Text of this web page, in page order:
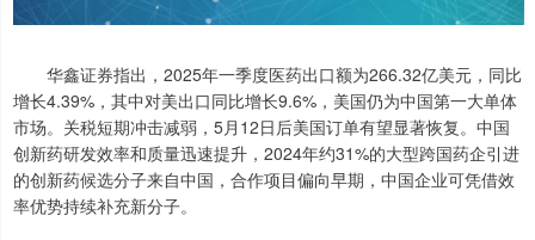
华鑫证券指出，2025年一季度医药出口额为266.32亿美元，同比
增长4.39%，其中对美出口同比增长9.6%，美国仍为中国第一大单体
市场。关税短期冲击减弱，5月12日后美国订单有望显著恢复。中国
创新药研发效率和质量迅速提升，2024年约31%的大型跨国药企引进
的创新药候选分子来自中国，合作项目偏向早期，中国企业可凭借效
率优势持续补充新分子。